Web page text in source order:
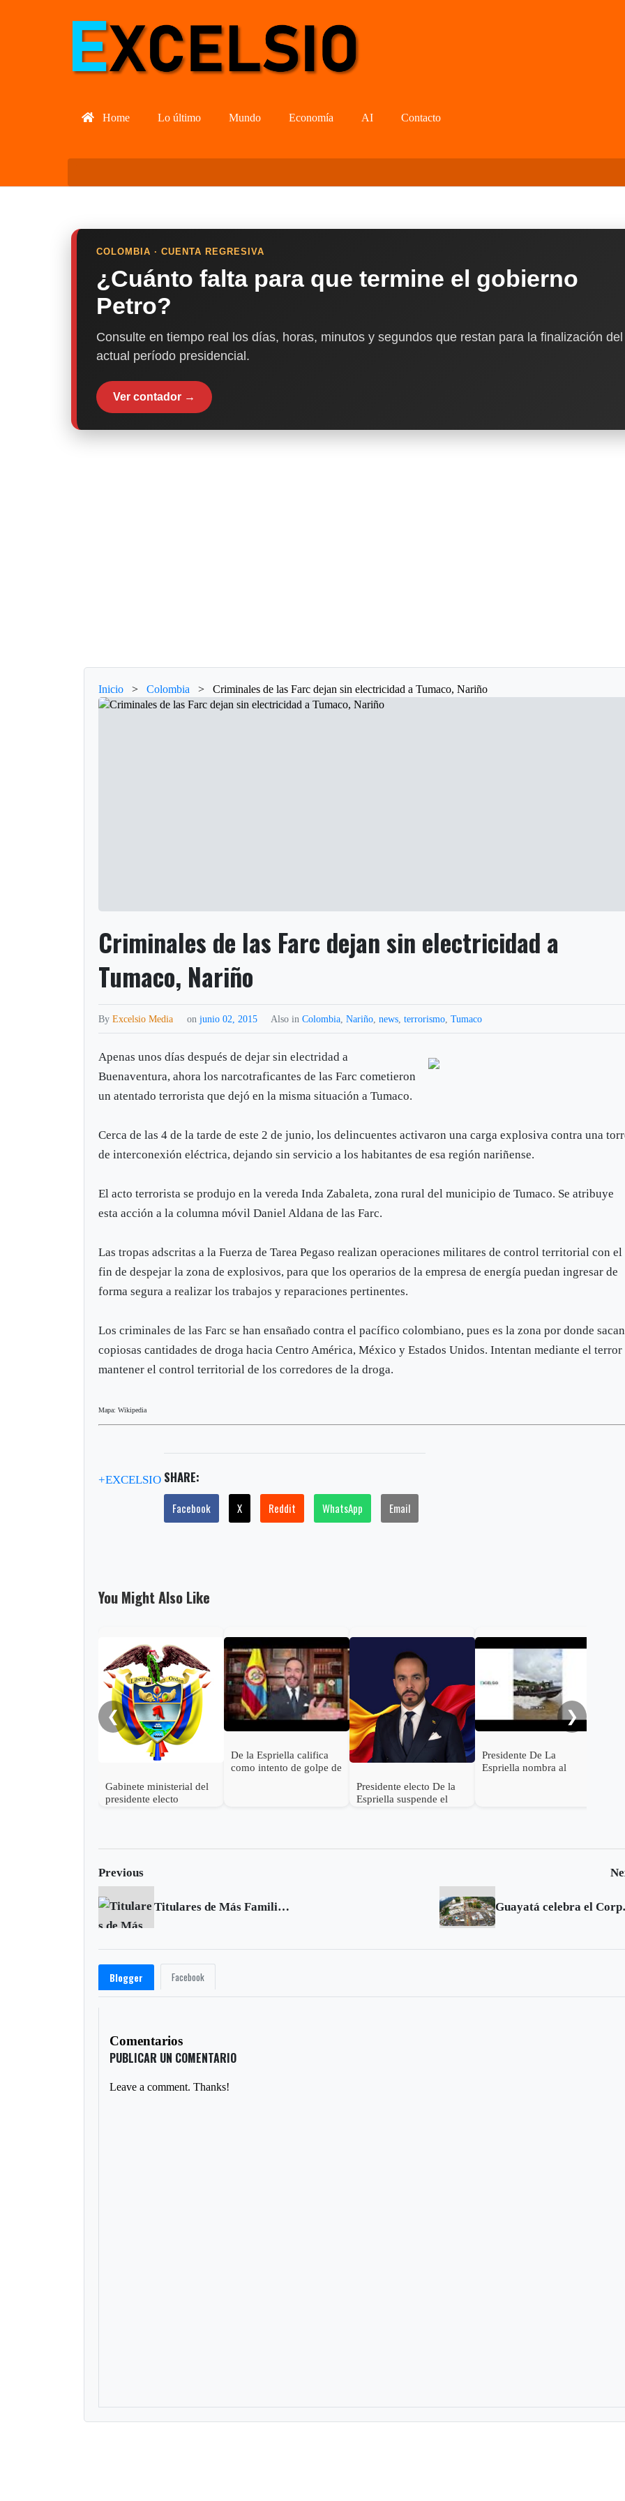
Home Lo último Mundo Economía AI Contacto
COLOMBIA · CUENTA REGRESIVA
¿Cuánto falta para que termine el gobierno
Petro?
Consulte en tiempo real los días, horas, minutos y segundos que restan para la finalización del
actual período presidencial.
Ver contador →
Inicio > Colombia > Criminales de las Farc dejan sin electricidad a Tumaco, Nariño
Criminales de las Farc dejan sin electricidad a
Tumaco, Nariño
ByExcelsio Media onjunio 02, 2015 Also inColombia ,Nariño ,news ,terrorismo ,Tumaco
Apenas unos días después de dejar sin electridad a
Buenaventura, ahora los narcotraficantes de las Farc cometieron
un atentado terrorista que dejó en la misma situación a Tumaco.
Cerca de las 4 de la tarde de este 2 de junio, los delincuentes activaron una carga explosiva contra una
de interconexión eléctrica, dejando sin servicio a los habitantes de esa región nariñense.
El acto terrorista se produjo en la vereda Inda Zabaleta, zona rural del municipio de Tumaco. Se atribuye
esta acción a la columna móvil Daniel Aldana de las Farc.
Las tropas adscritas a la Fuerza de Tarea Pegaso realizan operaciones militares de control territorial con el
fin de despejar la zona de explosivos, para que los operarios de la empresa de energía puedan ingresar de
forma segura a realizar los trabajos y reparaciones pertinentes.
Los criminales de las Farc se han ensañado contra el pacífico colombiano, pues es la zona por donde sacan
copiosas cantidades de droga hacia Centro América, México y Estados Unidos. Intentan mediante el terror
mantener el control territorial de los corredores de la droga.
Mapa: Wikipedia
+EXCELSIO SHARE:
Facebook X Reddit WhatsApp Email
You Might Also Like
❮
Gabinete ministerial del
presidente electo
De la Espriella califica
como intento de golpe de
Presidente electo De la
Espriella suspende el
Presidente De La
Espriella nombra al
❯
Previous
Titulares de Más Familias en Acción en Tunja deben actualizar datos Guayatá
Blogger Facebook
Comentarios
PUBLICAR UN COMENTARIO
Leave a comment. Thanks!